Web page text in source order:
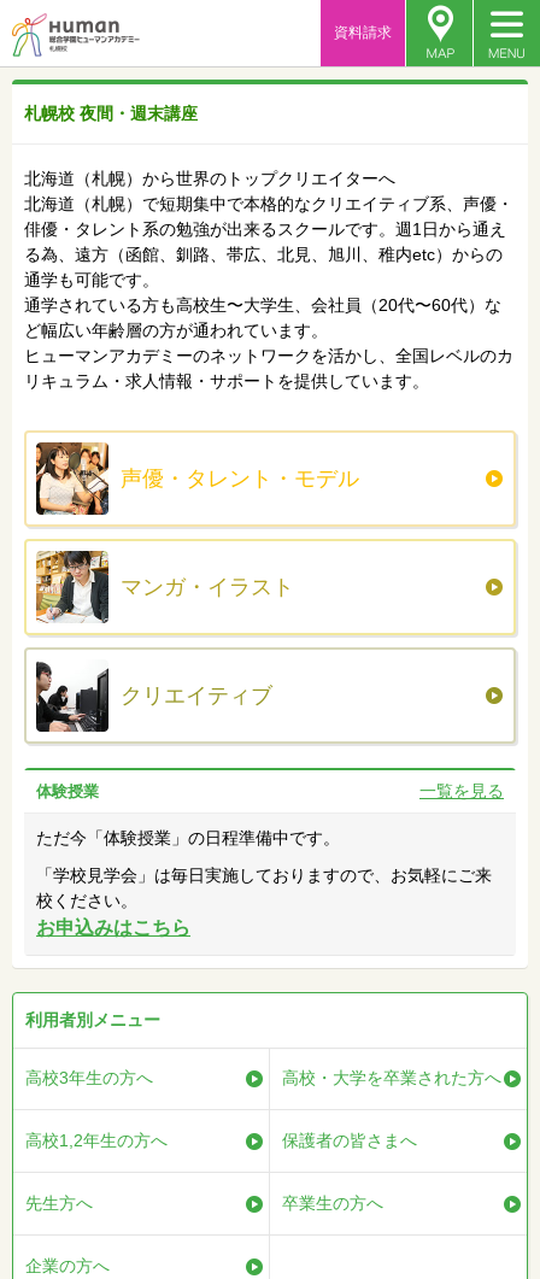
資料請求
札幌校 夜間・週末講座
北海道（札幌）から世界のトップクリエイターへ
北海道（札幌）で短期集中で本格的なクリエイティブ系、声優・
俳優・タレント系の勉強が出来るスクールです。週1日から通え
る為、遠方（函館、釧路、帯広、北見、旭川、稚内etc）からの
通学も可能です。
通学されている方も高校生〜大学生、会社員（20代〜60代）な
ど幅広い年齢層の方が通われています。
ヒューマンアカデミーのネットワークを活かし、全国レベルのカ
リキュラム・求人情報・サポートを提供しています。
声優・タレント・モデル
マンガ・イラスト
クリエイティブ
体験授業 一覧を見る
ただ今「体験授業」の日程準備中です。
「学校見学会」は毎日実施しておりますので、お気軽にご来
校ください。
お申込みはこちら
利用者別メニュー
高校3年生の方へ 高校・大学を卒業された方へ
高校1,2年生の方へ 保護者の皆さまへ
先生方へ 卒業生の方へ
企業の方へ